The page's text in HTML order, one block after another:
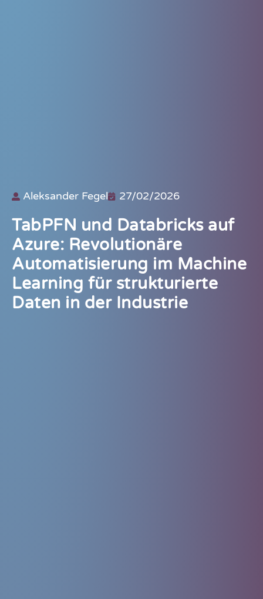
Aleksander Fegel 27/02/2026
TabPFN und Databricks auf
Azure: Revolutionäre
Automatisierung im Machine
Learning für strukturierte
Daten in der Industrie